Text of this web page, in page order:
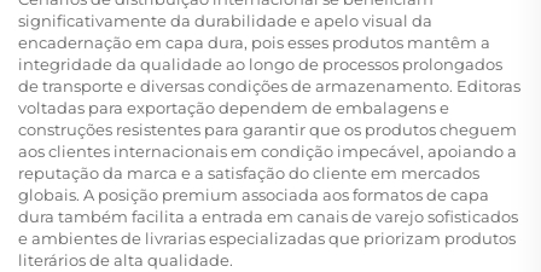
significativamente da durabilidade e apelo visual da
encadernação em capa dura, pois esses produtos mantêm a
integridade da qualidade ao longo de processos prolongados
de transporte e diversas condições de armazenamento. Editoras
voltadas para exportação dependem de embalagens e
construções resistentes para garantir que os produtos cheguem
aos clientes internacionais em condição impecável, apoiando a
reputação da marca e a satisfação do cliente em mercados
globais. A posição premium associada aos formatos de capa
dura também facilita a entrada em canais de varejo sofisticados
e ambientes de livrarias especializadas que priorizam produtos
literários de alta qualidade.